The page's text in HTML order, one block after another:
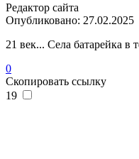
Редактор сайта
Опубликовано: 27.02.2025
21 век... Села батарейка
0
Скопировать ссылку
19